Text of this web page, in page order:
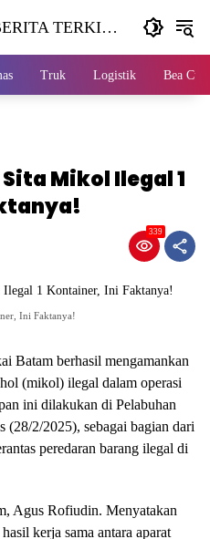
TERKINI
INI
Truk Logistik Bea
Mikol Ilegal 1
339
Ini Faktanya!
Batam berhasil mengamankan
(mikol) ilegal dalam operasi
ini dilakukan di Pelabuhan
(28/2/2025), sebagai bagian dari
peredaran barang ilegal di
Agus Rofiudin. Menyatakan
kerja sama antara aparat